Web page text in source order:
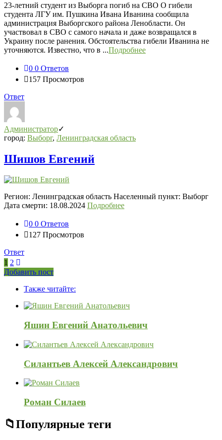
23-летний студент из Выборга погиб на СВО О гибели
студента ЛГУ им. Пушкина Ивана Иванина сообщила
администрация Выборгского района Ленобласти. Он
участвовал в СВО с самого начала и даже возвращался в
Украину после ранения. Обстоятельства гибели Иванина не
уточняются. Известно, что в ...Подробнее
0 0 Ответов
157 Просмотров
Ответ
Администратор
город: Выборг, Ленинградская область
Шишов Евгений
Регион: Ленинградская область Населенный пункт: Выборг
Дата смерти: 18.08.2024 Подробнее
0 0 Ответов
127 Просмотров
Ответ
1 2
Боковая
панель
Добавить пост
120x600Также читайте:
Яшин Евгений Анатольевич
Силантьев Алексей Александрович
Роман Силаев
Популярные теги